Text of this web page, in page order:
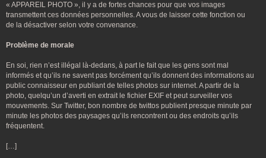
« APPAREIL PHOTO », il y a de fortes chances pour que vos images
transmettent ces données personnelles. A vous de laisser cette fonction ou
de la désactiver selon votre convenance.
Problème de morale
En soi, rien n’est illégal là-dedans, à part le fait que les gens sont mal
informés et qu’ils ne savent pas forcément qu’ils donnent des informations au
public connaisseur en publiant de telles photos sur internet. A partir de la
photo, quelqu’un d’averti en extrait le fichier EXIF et peut surveiller vos
mouvements. Sur Twitter, bon nombre de twittos publient presque minute par
minute les photos des paysages qu’ils rencontrent ou des endroits qu’ils
fréquentent.
[…]